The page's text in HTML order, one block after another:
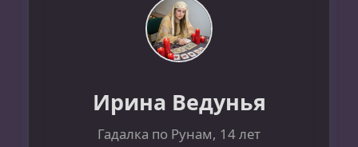
Ирина Ведунья
Гадалка по Рунам, 14 лет